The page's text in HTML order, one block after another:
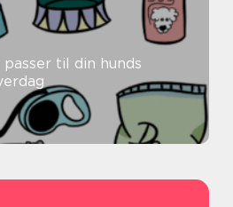
til din hunds